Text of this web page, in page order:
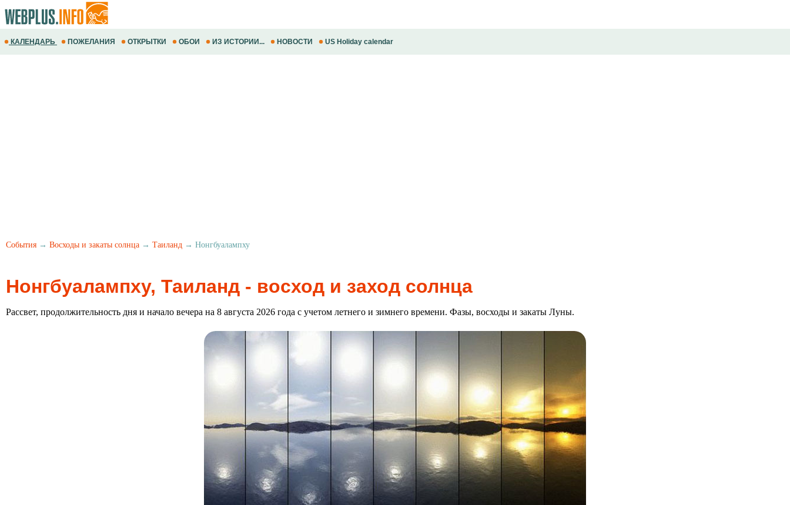
КАЛЕНДАРЬ ПОЖЕЛАНИЯ ОТКРЫТКИ ОБОИ ИЗ ИСТОРИИ... НОВОСТИ US Holiday calendar
События → Восходы и закаты солнца → Таиланд → Нонгбуалампху
Нонгбуалампху, Таиланд - восход и заход солнца
Рассвет, продолжительность дня и начало вечера на 8 августа 2026 года с учетом летнего и зимнего времени. Фазы, восходы и закаты Луны.